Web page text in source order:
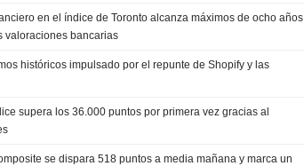
en el índice de Toronto alcanza máximos de ocho años
valoraciones bancarias
históricos impulsado por el repunte de Shopify y las
supera los 36.000 puntos por primera vez gracias al
se dispara 518 puntos a media mañana y marca un